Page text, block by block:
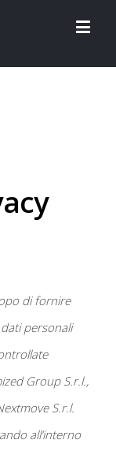
di fornire
personali
Group S.r.l.,
S.r.l.
all’interno